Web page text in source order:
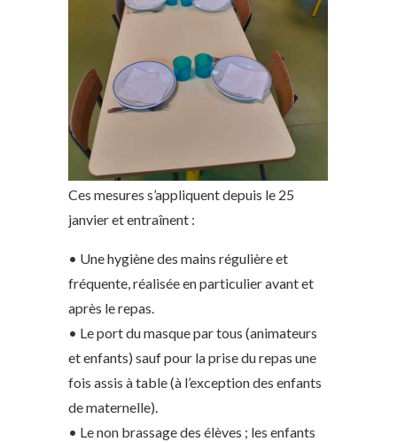
Ces mesures s’appliquent depuis le 25
janvier et entraînent :
• Une hygiène des mains régulière et
fréquente, réalisée en particulier avant et
après le repas.
• Le port du masque par tous (animateurs
et enfants) sauf pour la prise du repas une
fois assis à table (à l’exception des enfants
de maternelle).
• Le non brassage des élèves ; les enfants